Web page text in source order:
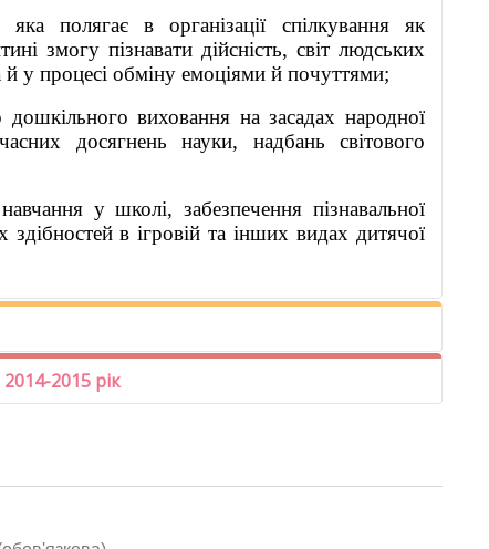
яка полягає в організації спілкування як
змогу пізнавати дійсність, світ людських
у процесі обміну емоціями й почуттями;
дошкільного виховання на засадах народної
досягнень науки, надбань світового
у школі, забезпечення пізнавальної
здібностей в ігровій та інших видах дитячої
2015 рік